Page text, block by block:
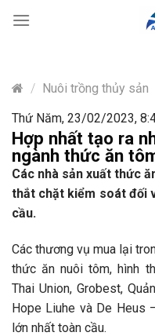
content
/ Nuôi trồng thủy sản
Thứ Năm, 23/02/2023,
Hợp nhất tạo ra
ngành thức ăn
Các nhà sản xuất thức
thắt chặt kiểm soát đối
cầu.
Các thương vụ mua lại
thức ăn nuôi tôm, hình
Thai Union, Grobest,
Hope Liuhe và De Heus
lớn nhất toàn cầu.